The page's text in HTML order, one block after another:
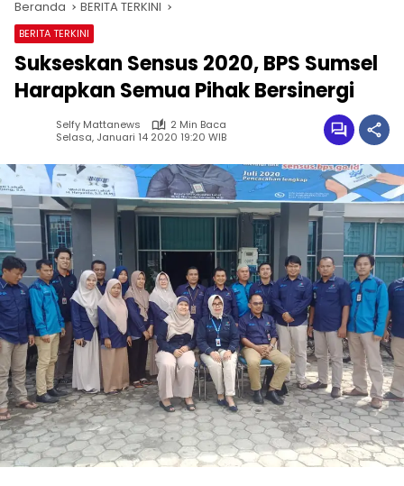
Beranda BERITA TERKINI
BERITA TERKINI
Sukseskan Sensus 2020, BPS Sumsel
Harapkan Semua Pihak Bersinergi
Selfy Mattanews
2 Min Baca
Selasa, Januari 14 2020 19:20 WIB